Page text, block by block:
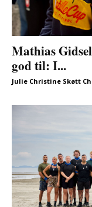
Mathias
god til: I...
Julie Christine Skøtt